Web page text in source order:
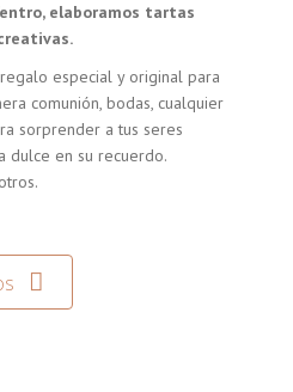
elaboramos tartas
especial y original para
comunión, bodas, cualquier
sorprender a tus seres
dulce en su recuerdo.